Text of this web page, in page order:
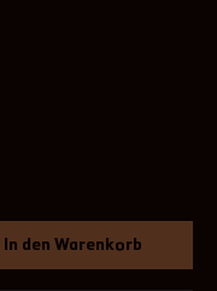
In den Warenkorb